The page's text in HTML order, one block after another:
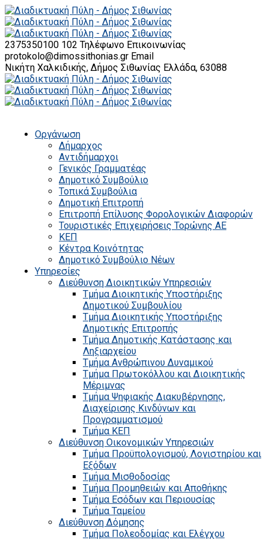
2375350100 102 Τηλέφωνο Επικοινωνίας
protokolo@dimossithonias.gr Email
Νικήτη Χαλκιδικής, Δήμος Σιθωνίας Ελλάδα, 63088
Οργάνωση
Δήμαρχος
Αντιδήμαρχοι
Γενικός Γραμματέας
Δημοτικό Συμβούλιο
Τοπικά Συμβούλια
Δημοτική Επιτροπή
Επιτροπή Επίλυσης Φορολογικών Διαφορών
Τουριστικές Επιχειρήσεις Τορώνης ΑΕ
ΚΕΠ
Κέντρα Κοινότητας
Δημοτικό Συμβούλιο Νέων
Υπηρεσίες
Διεύθυνση Διοικητικών Υπηρεσιών
Τμήμα Διοικητικής Υποστήριξης
Δημοτικού Συμβουλίου
Τμήμα Διοικητικής Υποστήριξης
Δημοτικής Επιτροπής
Τμήμα Δημοτικής Κατάστασης και
Ληξιαρχείου
Τμήμα Ανθρώπινου Δυναμικού
Τμήμα Πρωτοκόλλου και Διοικητικής
Μέριμνας
Τμήμα Ψηφιακής Διακυβέρνησης,
Διαχείρισης Κινδύνων και
Προγραμματισμού
Τμήμα ΚΕΠ
Διεύθυνση Οικονομικών Υπηρεσιών
Τμήμα Προϋπολογισμού, Λογιστηρίου και
Εξόδων
Τμήμα Μισθοδοσίας
Τμήμα Προμηθειών και Αποθήκης
Τμήμα Εσόδων και Περιουσίας
Τμήμα Ταμείου
Διεύθυνση Δόμησης
Τμήμα Πολεοδομίας και Ελέγχου